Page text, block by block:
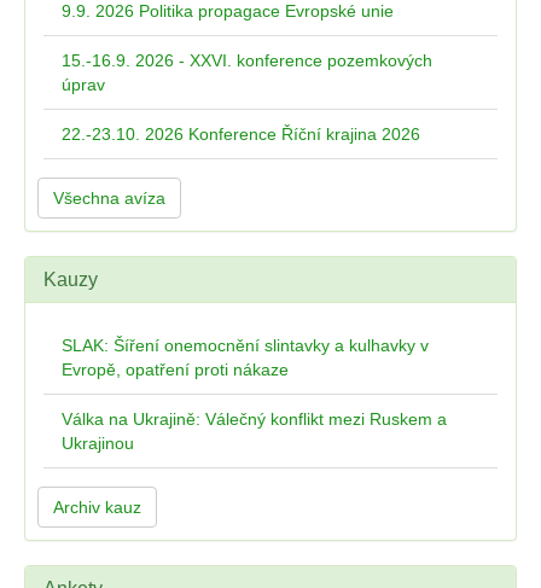
9.9. 2026 Politika propagace Evropské unie
15.-16.9. 2026 - XXVI. konference pozemkových
úprav
22.-23.10. 2026 Konference Říční krajina 2026
Všechna avíza
Kauzy
SLAK: Šíření onemocnění slintavky a kulhavky v
Evropě, opatření proti nákaze
Válka na Ukrajině: Válečný konflikt mezi Ruskem a
Ukrajinou
Archiv kauz